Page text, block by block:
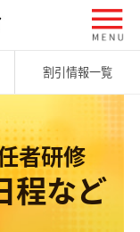
割引情報一覧
者研修
程など